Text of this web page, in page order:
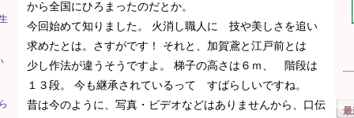
から全国にひろまったのだとか。
今回始めて知りました。 火消し職人に 技や美しさを追い
求めたとは。さすがです！ それと、加賀鳶と江戸前とは
少し作法が違うそうですよ。 梯子の高さは６ｍ、 階段は
１３段。 今も継承されているって すばらしいですね。
昔は今のように、写真・ビデオなどはありませんから、口伝